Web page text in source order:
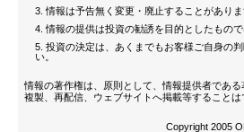
情報は予告無く変更・廃止することがありま
情報の提供は投資の勧誘を目的としたもので
投資の決定は、あくまでもお客様ご自身の
い。
情報の著作権は、原則として、情報提供者である
複製、再配信、ウェブサイトへ掲載等することは
Copyright 2005